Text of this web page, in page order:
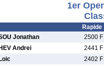
1er
Rapide
Jonathan
2500 F
Andrei
2441 F
2402 F